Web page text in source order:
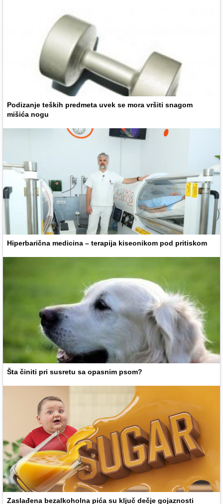
Podizanje teških predmeta uvek se mora vršiti snagom
mišića nogu
Hiperbarična medicina – terapija kiseonikom pod pritiskom
Šta činiti pri susretu sa opasnim psom?
Zaslađena bezalkoholna pića su ključ dečje gojaznosti